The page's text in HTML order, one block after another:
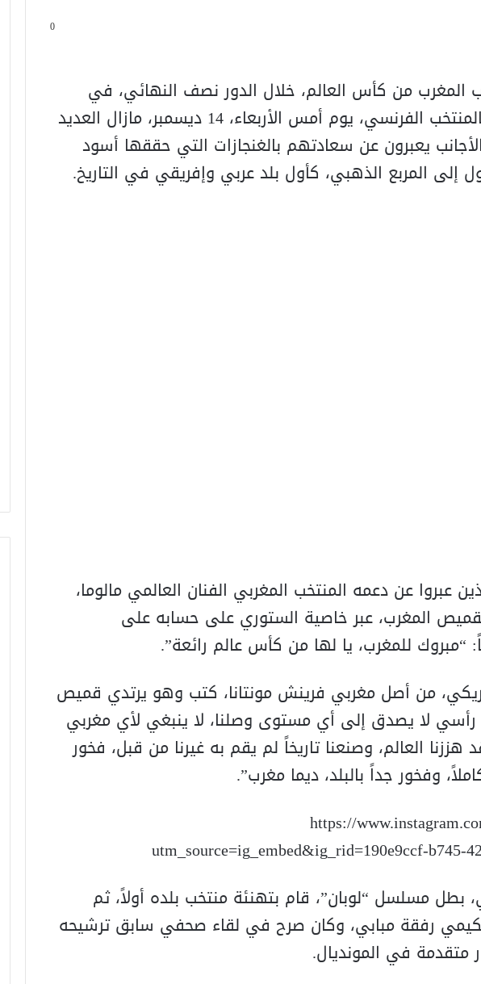
0
من كأس العالم، خلال الدور نصف النهائي، في
المباراة التي جمعته بالمنتخب الفرنسي، يوم أمس الأربعاء، 14 ديسمبر، مازال العديد
يعبرون عن سعادتهم بالغنجازات التي حققها أسود
إلى المربع الذهبي، كأول بلد عربي وإفريقي في التاريخ.
عبروا عن دعمه المنتخب المغربي الفنان العالمي مالوما،
المغرب، عبر خاصية الستوري على حسابه على
“مبروك للمغرب، يا لها من كأس عالم رائعة”.
من أصل مغربي فرينش مونتانا، كتب وهو يرتدي قميص
رأسي لا يصدق إلى أي مستوى وصلنا، لا ينبغي لأي مغربي
هززنا العالم، وصنعنا تاريخاً لم يقم به غيرنا من قبل، فخور
وفخور جداً بالبلد، ديما مغرب”.
https://
utm_source=ig_embed&ig_rid=190e9ccf-b745-
بطل مسلسل “لوبان”، قام بتهنئة منتخب بلده أولاً، ثم
رفقة مبابي، وكان صرح في لقاء صحفي سابق ترشيحه
متقدمة في المونديال.